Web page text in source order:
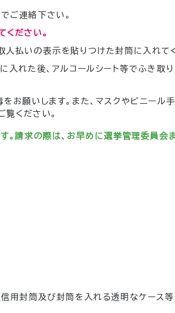
ご連絡下さい。
ださい。
払いの表示を貼りつけた封筒に入れて
入れた後、アルコールシート等でふき取
願いします。また、マスクやビニール
覧ください。
。請求の際は、お早めに選挙管理委員会
用封筒及び封筒を入れる透明なケース等